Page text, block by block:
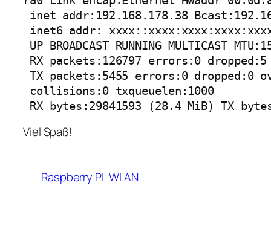
inet addr:192.168.178.38
inet6 addr:
UP BROADCAST RUNNING MULTICAST
RX packets:126797 errors:0
TX packets:5455 errors:0 dropped:0
collisions:0 txqueuelen:1000
RX bytes:29841593 (28.4 MiB) TX
Viel Spaß!
Raspberry PI WLAN